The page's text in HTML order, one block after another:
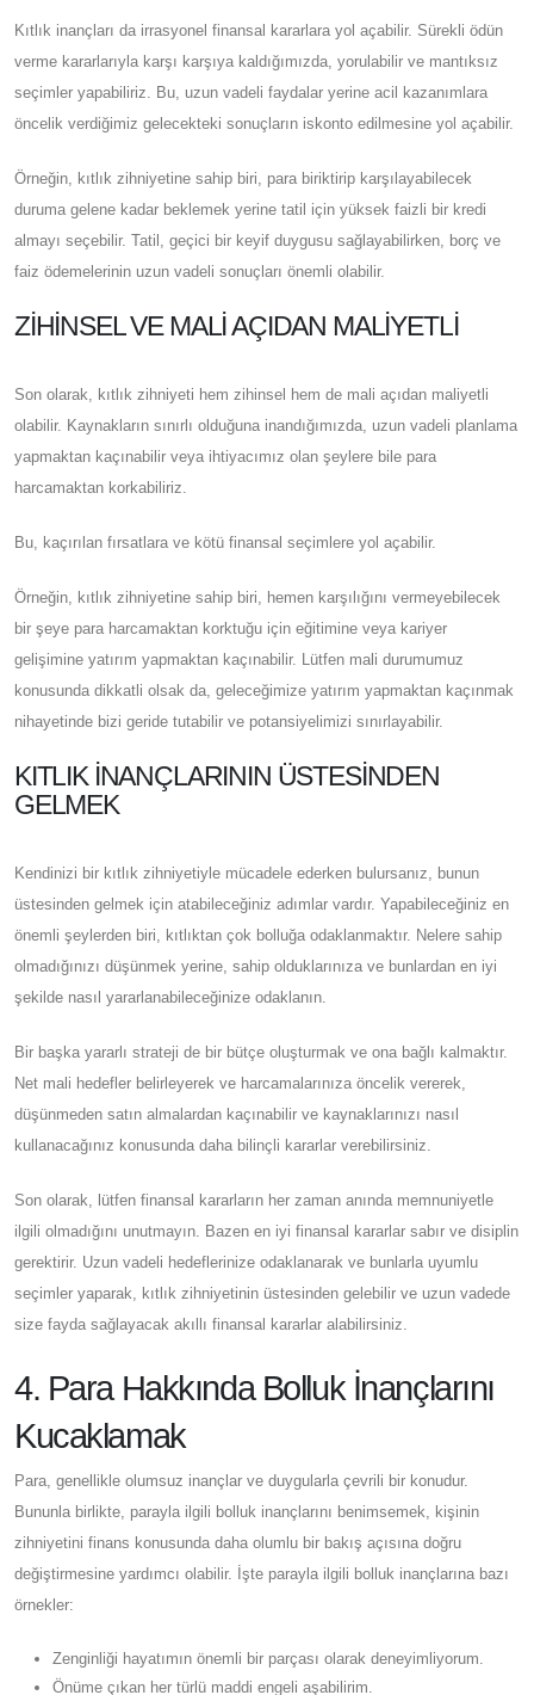
Kıtlık inançları da irrasyonel finansal kararlara yol açabilir. Sürekli ödün
verme kararlarıyla karşı karşıya kaldığımızda, yorulabilir ve mantıksız
seçimler yapabiliriz. Bu, uzun vadeli faydalar yerine acil kazanımlara
öncelik verdiğimiz gelecekteki sonuçların iskonto edilmesine yol açabilir.
Örneğin, kıtlık zihniyetine sahip biri, para biriktirip karşılayabilecek
duruma gelene kadar beklemek yerine tatil için yüksek faizli bir kredi
almayı seçebilir. Tatil, geçici bir keyif duygusu sağlayabilirken, borç ve
faiz ödemelerinin uzun vadeli sonuçları önemli olabilir.
ZIHINSEL VE MALI AÇIDAN MALIYETLI
Son olarak, kıtlık zihniyeti hem zihinsel hem de mali açıdan maliyetli
olabilir. Kaynakların sınırlı olduğuna inandığımızda, uzun vadeli planlama
yapmaktan kaçınabilir veya ihtiyacımız olan şeylere bile para
harcamaktan korkabiliriz.
Bu, kaçırılan fırsatlara ve kötü finansal seçimlere yol açabilir.
Örneğin, kıtlık zihniyetine sahip biri, hemen karşılığını vermeyebilecek
bir şeye para harcamaktan korktuğu için eğitimine veya kariyer
gelişimine yatırım yapmaktan kaçınabilir. Lütfen mali durumumuz
konusunda dikkatli olsak da, geleceğimize yatırım yapmaktan kaçınmak
nihayetinde bizi geride tutabilir ve potansiyelimizi sınırlayabilir.
KITLIK İNANÇLARININ ÜSTESINDEN
GELMEK
Kendinizi bir kıtlık zihniyetiyle mücadele ederken bulursanız, bunun
üstesinden gelmek için atabileceğiniz adımlar vardır. Yapabileceğiniz en
önemli şeylerden biri, kıtlıktan çok bolluğa odaklanmaktır. Nelere sahip
olmadığınızı düşünmek yerine, sahip olduklarınıza ve bunlardan en iyi
şekilde nasıl yararlanabileceğinize odaklanın.
Bir başka yararlı strateji de bir bütçe oluşturmak ve ona bağlı kalmaktır.
Net mali hedefler belirleyerek ve harcamalarınıza öncelik vererek,
düşünmeden satın almalardan kaçınabilir ve kaynaklarınızı nasıl
kullanacağınız konusunda daha bilinçli kararlar verebilirsiniz.
Son olarak, lütfen finansal kararların her zaman anında memnuniyetle
ilgili olmadığını unutmayın. Bazen en iyi finansal kararlar sabır ve disiplin
gerektirir. Uzun vadeli hedeflerinize odaklanarak ve bunlarla uyumlu
seçimler yaparak, kıtlık zihniyetinin üstesinden gelebilir ve uzun vadede
size fayda sağlayacak akıllı finansal kararlar alabilirsiniz.
4. Para Hakkında Bolluk İnançlarını
Kucaklamak
Para, genellikle olumsuz inançlar ve duygularla çevrili bir konudur.
Bununla birlikte, parayla ilgili bolluk inançlarını benimsemek, kişinin
zihniyetini finans konusunda daha olumlu bir bakış açısına doğru
değiştirmesine yardımcı olabilir. İşte parayla ilgili bolluk inançlarına bazı
örnekler:
Zenginliği hayatımın önemli bir parçası olarak deneyimliyorum.
Önüme çıkan her türlü maddi engeli aşabilirim.